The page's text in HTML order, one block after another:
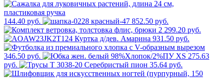
144.40 руб.
852.50 руб.
2 299.20 руб.
931.50 руб.
346.50 руб.
275.63
руб.
35.64 руб.